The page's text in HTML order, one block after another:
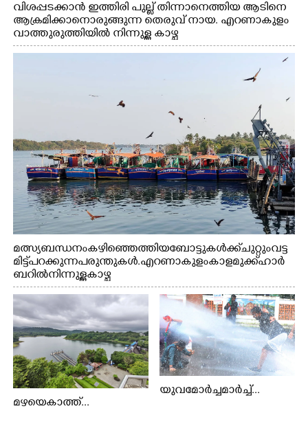
വിശപ്പടക്കാൻ ഇത്തിരി പുല്ല് തിന്നാനെത്തിയ ആടിനെ
ആക്രമിക്കാനൊരുങ്ങുന്ന തെരുവ് നായ. എറണാകുളം
വാത്തുരുത്തിയിൽ നിന്നുള്ള കാഴ്ച
മത്സ്യബന്ധനം കഴിഞ്ഞെത്തിയ ബോട്ടുകൾക്ക് ചുറ്റും വട്ട
മിട്ട് പറക്കുന്ന പരുന്തുകൾ. എറണാകുളം കാളമുക്ക് ഹാർ
ബറിൽ നിന്നുള്ള കാഴ്ച
മഴയെകാത്ത്...
യുവമോർച്ചമാർച്ച്...